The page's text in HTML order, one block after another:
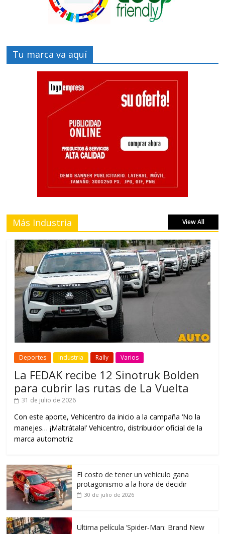
Tu marca va aquí
Más Industria View All
Deportes Industria Rally Varios
La FEDAK recibe 12 Sinotruk Bolden
para cubrir las rutas de La Vuelta
31 de julio de 2026
Con este aporte, Vehicentro da inicio a la campaña ‘No la
manejes… ¡Maltrátala!’ Vehicentro, distribuidor oficial de la
marca automotriz
El costo de tener un vehículo gana
protagonismo a la hora de decidir
30 de julio de 2026
Ultima película ‘Spider‑Man: Brand New